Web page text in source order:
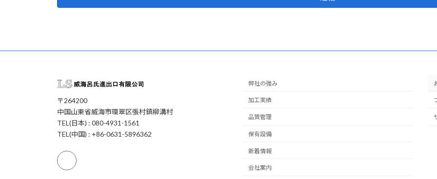
〒264200
中国山東省威海市環翠区張村鎮柳溝村
TEL(日本) : 080-4931-1561
TEL(中国) : +86-0631-5896362
弊社の強み
加工実績
品質管理
保有設備
新着情報
会社案内